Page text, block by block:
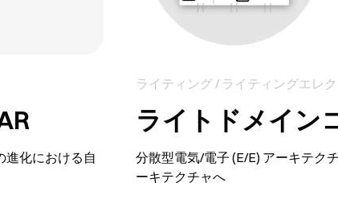
進化における自
ライティング / ライティングエレ
ライトドメイン
分散型電気/電子 (E/E) アーキテク
ーキテクチャへ